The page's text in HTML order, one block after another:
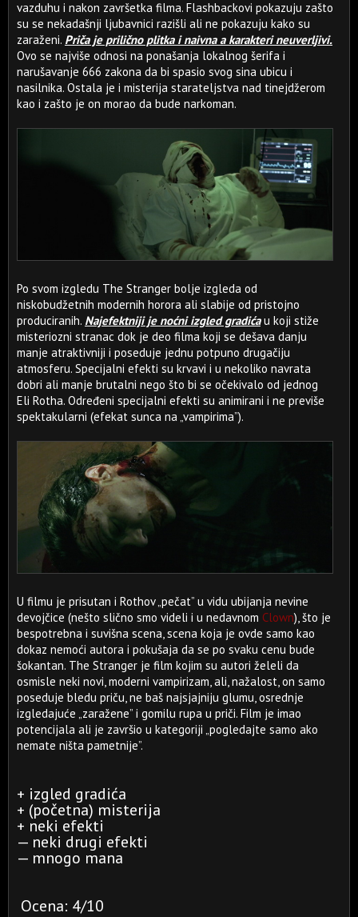
vazduhu i nakon završetka filma. Flashbackovi pokazuju zašto
su se nekadašnji ljubavnici razišli ali ne pokazuju kako su
zaraženi. Priča je prilično plitka i naivna a karakteri neuverljivi.
Ovo se najviše odnosi na ponašanja lokalnog šerifa i
narušavanje 666 zakona da bi spasio svog sina ubicu i
nasilnika. Ostala je i misterija starateljstva nad tinejdžerom
kao i zašto je on morao da bude narkoman.
Po svom izgledu The Stranger bolje izgleda od
niskobudžetnih modernih horora ali slabije od pristojno
produciranih. Najefektniji je noćni izgled gradićau koji stiže
misteriozni stranac dok je deo filma koji se dešava danju
manje atraktivniji i poseduje jednu potpuno drugačiju
atmosferu. Specijalni efekti su krvavi i u nekoliko navrata
dobri ali manje brutalni nego što bi se očekivalo od jednog
Eli Rotha. Određeni specijalni efekti su animirani i ne previše
spektakularni (efekat sunca na „vampirima”).
U filmu je prisutan i Rothov „pečat” u vidu ubijanja nevine
devojčice (nešto slično smo videli i u nedavnom Clown), što je
bespotrebna i suvišna scena, scena koja je ovde samo kao
dokaz nemoći autora i pokušaja da se po svaku cenu bude
šokantan. The Stranger je film kojim su autori želeli da
osmisle neki novi, moderni vampirizam, ali, nažalost, on samo
poseduje bledu priču, ne baš najsjajniju glumu, osrednje
izgledajuće „zaražene” i gomilu rupa u priči. Film je imao
potencijala ali je završio u kategoriji „pogledajte samo ako
nemate ništa pametnije”.
+ izgled gradića
+ (početna) misterija
+ neki efekti
— neki drugi efekti
— mnogo mana
Ocena: 4/10